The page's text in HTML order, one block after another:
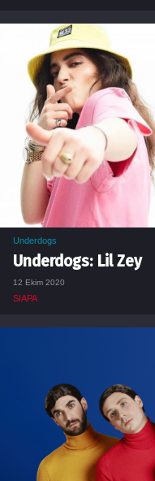
Underdogs
Underdogs: Lil Zey
12 Ekim 2020
SIAPA